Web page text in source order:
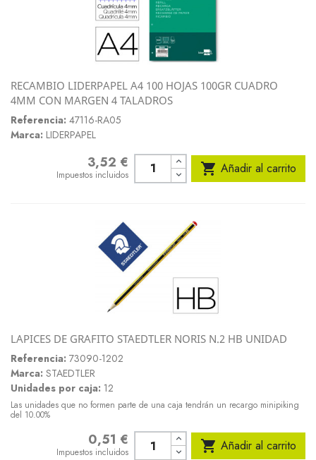
RECAMBIO LIDERPAPEL A4 100 HOJAS 100GR CUADRO
4MM CON MARGEN 4 TALADROS
Referencia: 47116-RA05
Marca: LIDERPAPEL
3,52 €
Impuestos incluidos  Añadir al carrito
LAPICES DE GRAFITO STAEDTLER NORIS N.2 HB UNIDAD
Referencia: 73090-1202
Marca: STAEDTLER
Unidades por caja: 12
Las unidades que no formen parte de una caja tendrán un recargo minipiking
del 10.00%
0,51 €
Impuestos incluidos  Añadir al carrito